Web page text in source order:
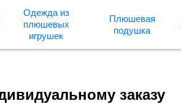
Одежда из
плюшевых
игрушек
Плюшевая
подушка
заказу